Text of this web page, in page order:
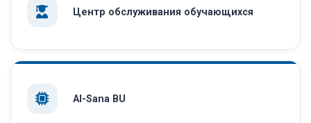
Центр обслуживания обучающихся
AI-Sana BU